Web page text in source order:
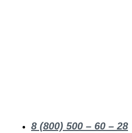
8 (800) 500 – 60 – 28